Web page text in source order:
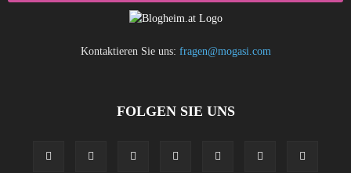
Kontaktieren Sie uns: fragen@mogasi.com
FOLGEN SIE UNS